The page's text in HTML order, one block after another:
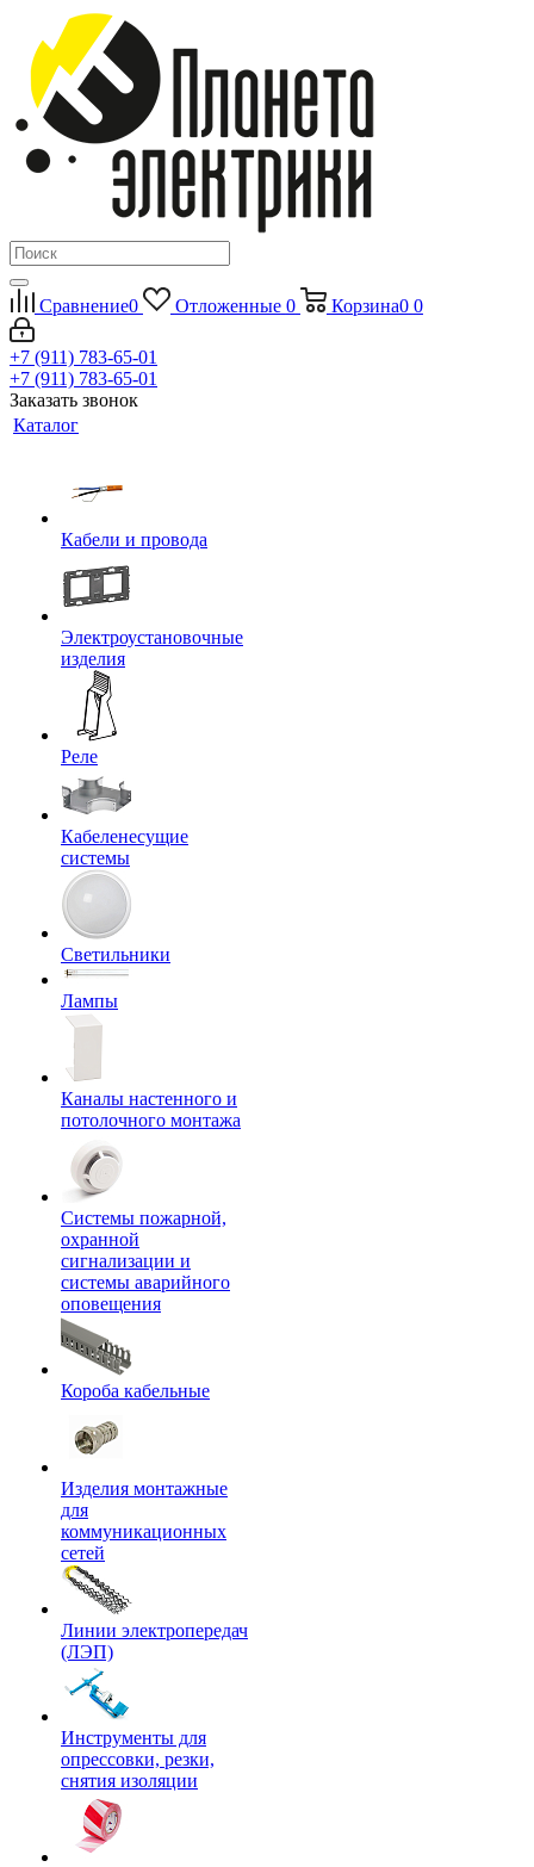
Сравнение0 Отложенные 0 Корзина0 0
+7 (911) 783-65-01
+7 (911) 783-65-01
Заказать звонок
Каталог
Кабели и провода
Электроустановочные
изделия
Реле
Кабеленесущие
системы
Светильники
Лампы
Каналы настенного и
потолочного монтажа
Системы пожарной,
охранной
сигнализации и
системы аварийного
оповещения
Короба кабельные
Изделия монтажные
для
коммуникационных
сетей
Линии электропередач
(ЛЭП)
Инструменты для
опрессовки, резки,
снятия изоляции